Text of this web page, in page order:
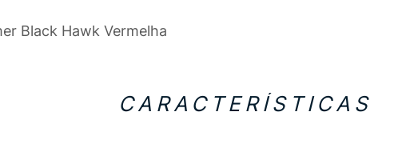
Black Hawk Vermelha
CARACTERÍSTICAS